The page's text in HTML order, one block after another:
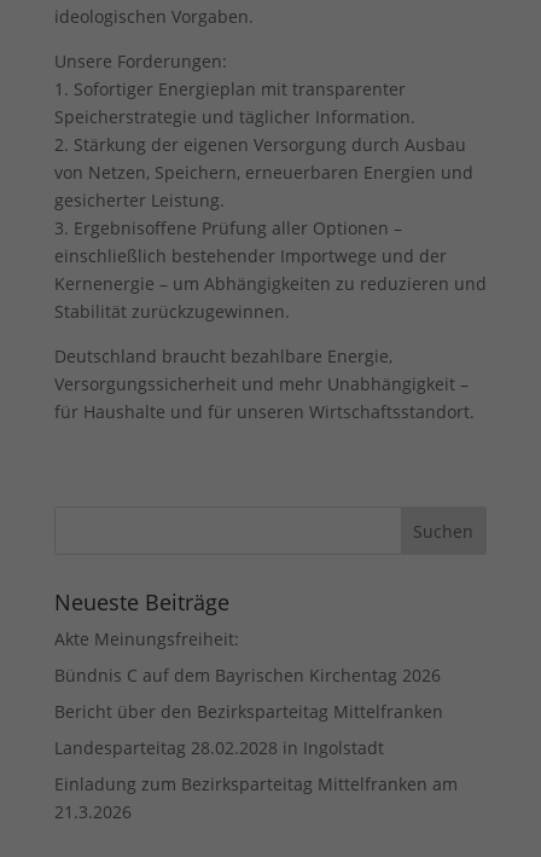
ideologischen Vorgaben.
Unsere Forderungen:
1. Sofortiger Energieplan mit transparenter
Speicherstrategie und täglicher Information.
2. Stärkung der eigenen Versorgung durch Ausbau
von Netzen, Speichern, erneuerbaren Energien und
gesicherter Leistung.
3. Ergebnisoffene Prüfung aller Optionen –
einschließlich bestehender Importwege und der
Kernenergie – um Abhängigkeiten zu reduzieren und
Stabilität zurückzugewinnen.
Deutschland braucht bezahlbare Energie,
Versorgungssicherheit und mehr Unabhängigkeit –
für Haushalte und für unseren Wirtschaftsstandort.
Neueste Beiträge
Akte Meinungsfreiheit:
Bündnis C auf dem Bayrischen Kirchentag 2026
Bericht über den Bezirksparteitag Mittelfranken
Landesparteitag 28.02.2028 in Ingolstadt
Einladung zum Bezirksparteitag Mittelfranken am
21.3.2026